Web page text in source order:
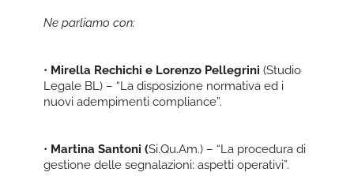
Ne parliamo con:
• Mirella Rechichi e Lorenzo Pellegrini (Studio
Legale BL) – “La disposizione normativa ed i
nuovi adempimenti compliance”.
• Martina Santoni (Si.Qu.Am.) – “La procedura di
gestione delle segnalazioni: aspetti operativi”.